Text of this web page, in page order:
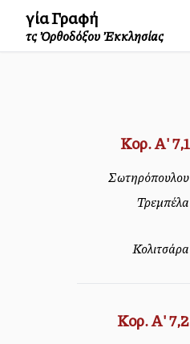
Ἁγία Γραφή
τῆς Ὀρθοδόξου Ἐκκλησίας
Κορ. Α' 7,1
Σωτηρόπουλου
Τρεμπέλα
Κολιτσάρα
Κορ. Α' 7,2